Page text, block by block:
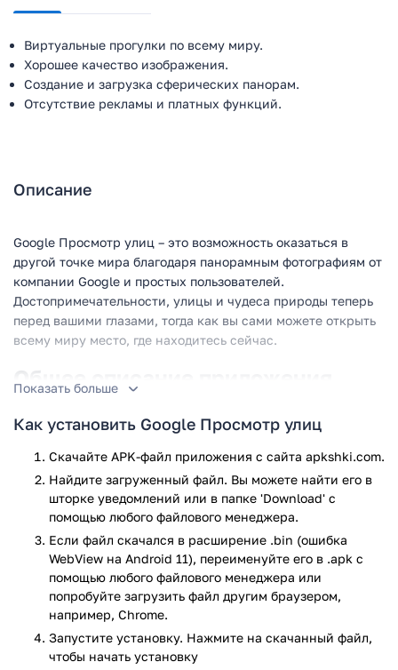
Виртуальные прогулки по всему миру.
Хорошее качество изображения.
Создание и загрузка сферических панорам.
Отсутствие рекламы и платных функций.
Описание
Google Просмотр улиц – это возможность оказаться в
другой точке мира благодаря панорамным фотографиям от
компании Google и простых пользователей.
Достопримечательности, улицы и чудеса природы теперь
перед вашими глазами, тогда как вы сами можете открыть
всему миру место, где находитесь сейчас.
Общее описание приложения
Google Maps и Google Earth. Приложение может
использоваться для поиска определенной фирмы, дома или
заведения в незнакомом месте, для осмотра интерьера
зданий, виртуальной «прогулки» в городах, где вы никогда
не бывали, только планируете или если вы решили
окунуться в воспоминания.
Кроме того, пользователи и сами добавляют панорамные
фотографии родного города, расширяя границы Google-
мира. Материалы для сервиса создаются с помощью
специальных устройств, совместимых с приложением
«Просмотр улиц», если это динамичная съемка. Для
публикации допускаются также серии статичных, но
Показать больше
Как установить Google Просмотр улиц
Скачайте APK-файл приложения с сайта apkshki.com.
Найдите загруженный файл. Вы можете найти его в
шторке уведомлений или в папке 'Download' с
помощью любого файлового менеджера.
Если файл скачался в расширение .bin (ошибка
WebView на Android 11), переименуйте его в .apk с
помощью любого файлового менеджера или
попробуйте загрузить файл другим браузером,
например, Chrome.
Запустите установку. Нажмите на скачанный файл,
чтобы начать установку